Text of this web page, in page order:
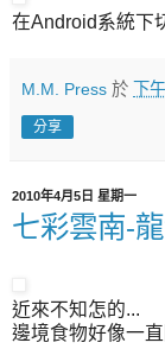
在Android系統下
M.M. Press 於 下
分享
2010年4月5日 星期一
七彩雲南-
近來不知怎的...
邊境食物好像一